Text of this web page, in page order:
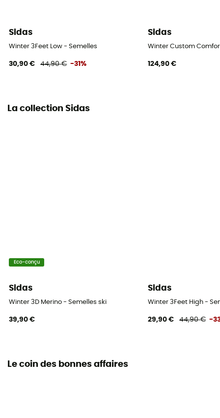
Sidas
Winter 3Feet Low - Semelles
30,90 € 44,90 € -31%
Sidas
Winter Custom
124,90 €
La collection Sidas
Eco-conçu
Sidas
Winter 3D Merino - Semelles ski
39,90 €
Sidas
Winter 3Feet High -
29,90 € 44,90 € -
Le coin des bonnes affaires